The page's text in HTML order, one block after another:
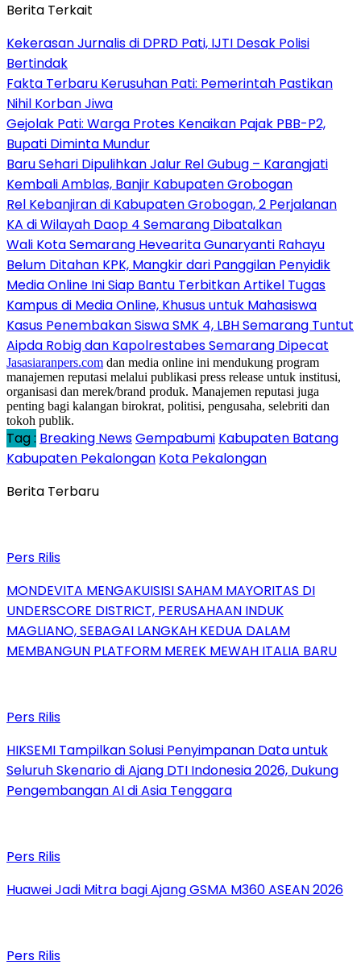
Berita Terkait
Kekerasan Jurnalis di DPRD Pati, IJTI Desak Polisi
Bertindak
Fakta Terbaru Kerusuhan Pati: Pemerintah Pastikan
Nihil Korban Jiwa
Gejolak Pati: Warga Protes Kenaikan Pajak PBB-P2,
Bupati Diminta Mundur
Baru Sehari Dipulihkan Jalur Rel Gubug – Karangjati
Kembali Amblas, Banjir Kabupaten Grobogan
Rel Kebanjiran di Kabupaten Grobogan, 2 Perjalanan
KA di Wilayah Daop 4 Semarang Dibatalkan
Wali Kota Semarang Hevearita Gunaryanti Rahayu
Belum Ditahan KPK, Mangkir dari Panggilan Penyidik
Media Online Ini Siap Bantu Terbitkan Artikel Tugas
Kampus di Media Online, Khusus untuk Mahasiswa
Kasus Penembakan Siswa SMK 4, LBH Semarang Tuntut
Aipda Robig dan Kapolrestabes Semarang Dipecat
Jasasiaranpers.com dan media online ini mendukung program
manajemen reputasi melalui publikasi press release untuk institusi,
organisasi dan merek/brand produk. Manajemen reputasi juga
penting bagi kalangan birokrat, politisi, pengusaha, selebriti dan
tokoh publik.
Tag : Breaking NewsGempabumi Kabupaten Batang
Kabupaten Pekalongan Kota Pekalongan
Berita Terbaru
Pers Rilis
MONDEVITA MENGAKUISISI SAHAM MAYORITAS DI
UNDERSCORE DISTRICT, PERUSAHAAN INDUK
MAGLIANO, SEBAGAI LANGKAH KEDUA DALAM
MEMBANGUN PLATFORM MEREK MEWAH ITALIA BARU
Pers Rilis
HIKSEMI Tampilkan Solusi Penyimpanan Data untuk
Seluruh Skenario di Ajang DTI Indonesia 2026, Dukung
Pengembangan AI di Asia Tenggara
Pers Rilis
Huawei Jadi Mitra bagi Ajang GSMA M360 ASEAN 2026
Pers Rilis